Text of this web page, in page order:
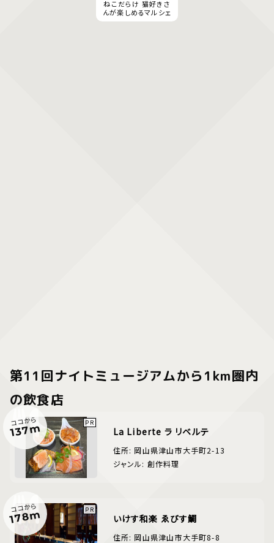
ねこだらけ 猫好きさ
んが楽しめるマルシェ
第11回ナイトミュージアムから1km圏内
の飲食店
ココから
137m La Liberte ラ リベルテ
住所: 岡山県津山市大手町2-13
ジャンル: 創作料理
ココから
178m いけす和楽 ゑびす鯛
住所: 岡山県津山市大手町8-8